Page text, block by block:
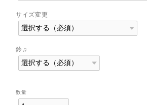
サイズ変更
鈴♫
数量